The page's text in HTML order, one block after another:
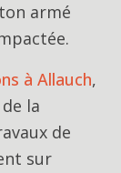
armé
à Allauch,
la
de
sur